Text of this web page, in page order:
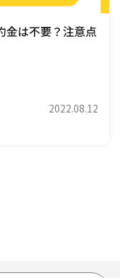
金は不要？注意点
2022.08.12